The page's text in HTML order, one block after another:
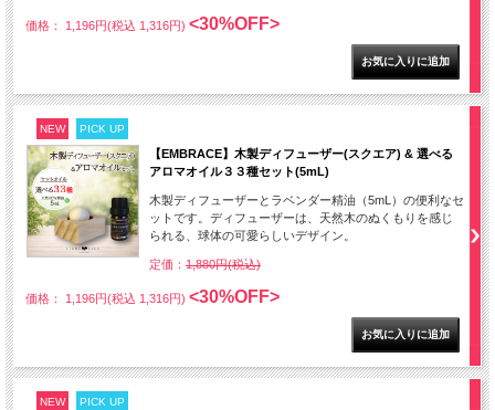
価格： 1,196円(税込 1,316円) <30%OFF>
NEW PICK UP
【EMBRACE】木製ディフューザー(スクエア) & 選べる
アロマオイル３３種セット(5mL)
木製ディフューザーとラベンダー精油（5mL）の便利なセ
ットです。ディフューザーは、天然木のぬくもりを感じ
られる、球体の可愛らしいデザイン。
定価： 1,880円(税込)
価格： 1,196円(税込 1,316円) <30%OFF>
NEW PICK UP